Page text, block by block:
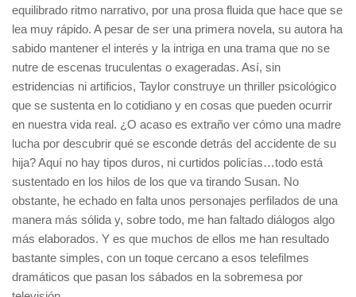
equilibrado ritmo narrativo, por una prosa fluida que hace que se
lea muy rápido. A pesar de ser una primera novela, su autora ha
sabido mantener el interés y la intriga en una trama que no se
nutre de escenas truculentas o exageradas. Así, sin
estridencias ni artificios, Taylor construye un thriller psicológico
que se sustenta en lo cotidiano y en cosas que pueden ocurrir
en nuestra vida real. ¿O acaso es extraño ver cómo una madre
lucha por descubrir qué se esconde detrás del accidente de su
hija? Aquí no hay tipos duros, ni curtidos policías…todo está
sustentado en los hilos de los que va tirando Susan. No
obstante, he echado en falta unos personajes perfilados de una
manera más sólida y, sobre todo, me han faltado diálogos algo
más elaborados. Y es que muchos de ellos me han resultado
bastante simples, con un toque cercano a esos telefilmes
dramáticos que pasan los sábados en la sobremesa por